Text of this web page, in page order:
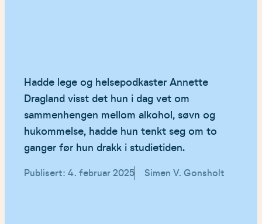
Hadde lege og helsepodkaster Annette
Dragland visst det hun i dag vet om
sammenhengen mellom alkohol, søvn og
hukommelse, hadde hun tenkt seg om to
ganger før hun drakk i studietiden.
Publisert: 4. februar 2025 Simen V. Gonsholt